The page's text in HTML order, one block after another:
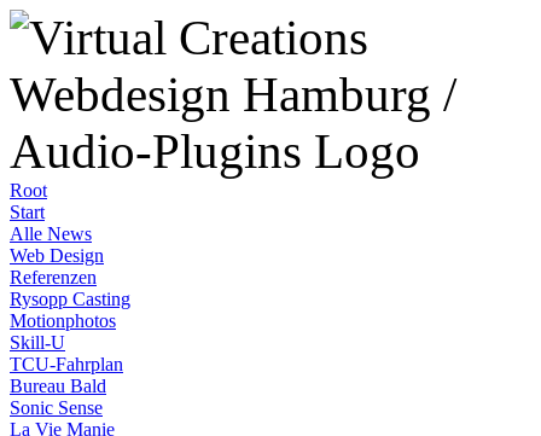
Root
Start
Alle News
Web Design
Referenzen
Rysopp Casting
Motionphotos
Skill-U
TCU-Fahrplan
Bureau Bald
Sonic Sense
La Vie Manie